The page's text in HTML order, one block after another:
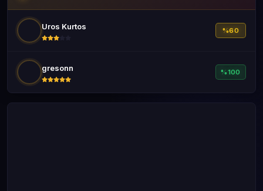
Uros Kurtos %60
gresonn %100